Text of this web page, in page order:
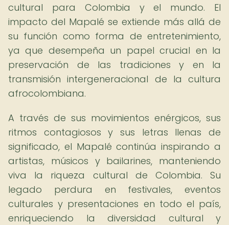
cultural para Colombia y el mundo. El
impacto del Mapalé se extiende más allá de
su función como forma de entretenimiento,
ya que desempeña un papel crucial en la
preservación de las tradiciones y en la
transmisión intergeneracional de la cultura
afrocolombiana.
A través de sus movimientos enérgicos, sus
ritmos contagiosos y sus letras llenas de
significado, el Mapalé continúa inspirando a
artistas, músicos y bailarines, manteniendo
viva la riqueza cultural de Colombia. Su
legado perdura en festivales, eventos
culturales y presentaciones en todo el país,
enriqueciendo la diversidad cultural y